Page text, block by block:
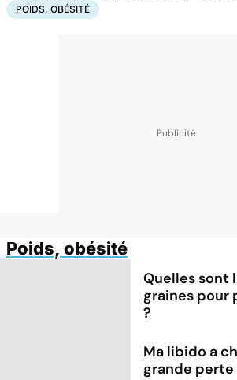
POIDS, OBÉSITÉ
Poids, obésité
Quelles sont
graines pour
?
Ma libido a
grande